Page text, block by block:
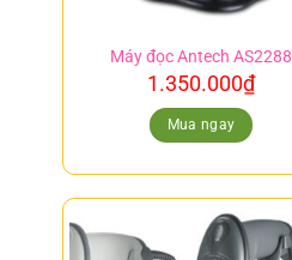
Máy đọc Antech AS2288
1.350.000₫
Mua ngay